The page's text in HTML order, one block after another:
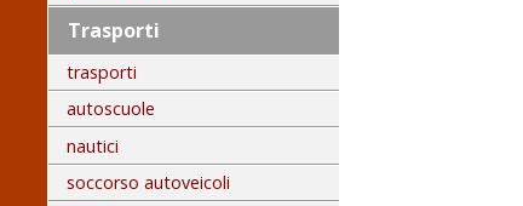
Trasporti
trasporti
autoscuole
nautici
soccorso autoveicoli